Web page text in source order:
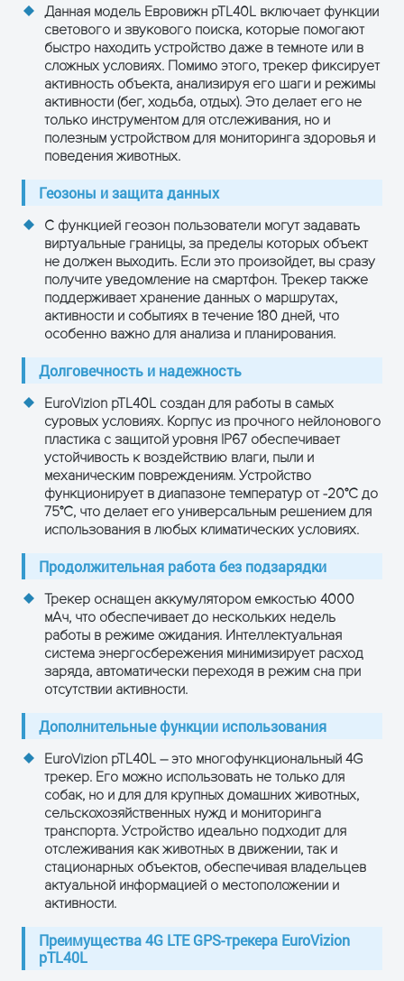
Данная модель Евровижн pTL40L включает функции
светового и звукового поиска, которые помогают
быстро находить устройство даже в темноте или в
сложных условиях. Помимо этого, трекер фиксирует
активность объекта, анализируя его шаги и режимы
активности (бег, ходьба, отдых). Это делает его не
только инструментом для отслеживания, но и
полезным устройством для мониторинга здоровья и
поведения животных.
Геозоны и защита данных
С функцией геозон пользователи могут задавать
виртуальные границы, за пределы которых объект
не должен выходить. Если это произойдет, вы сразу
получите уведомление на смартфон. Трекер также
поддерживает хранение данных о маршрутах,
активности и событиях в течение 180 дней, что
особенно важно для анализа и планирования.
Долговечность и надежность
EuroVizion pTL40L создан для работы в самых
суровых условиях. Корпус из прочного нейлонового
пластика с защитой уровня IP67 обеспечивает
устойчивость к воздействию влаги, пыли и
механическим повреждениям. Устройство
функционирует в диапазоне температур от -20°C до
75°C, что делает его универсальным решением для
использования в любых климатических условиях.
Продолжительная работа без подзарядки
Трекер оснащен аккумулятором емкостью 4000
мАч, что обеспечивает до нескольких недель
работы в режиме ожидания. Интеллектуальная
система энергосбережения минимизирует расход
заряда, автоматически переходя в режим сна при
отсутствии активности.
Дополнительные функции использования
EuroVizion pTL40L – это многофункциональный 4G
трекер. Его можно использовать не только для
собак, но и для для крупных домашних животных,
сельскохозяйственных нужд и мониторинга
транспорта. Устройство идеально подходит для
отслеживания как животных в движении, так и
стационарных объектов, обеспечивая владельцев
актуальной информацией о местоположении и
активности.
Преимущества 4G LTE GPS-трекера EuroVizion
pTL40L
Уровень защиты IP IP67
Вес устройства 143 грамма
ОСТАВЬТЕ ЗАЯВКУ
ПОЛУЧИТЬ КОНСУЛЬТАЦИЮ